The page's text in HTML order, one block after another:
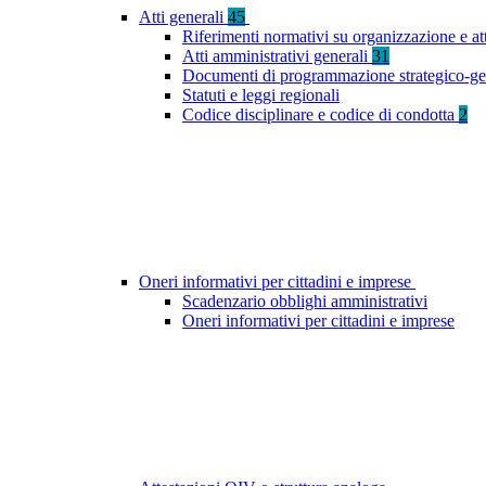
Atti generali 45
Riferimenti normativi su organizzazione e
Atti amministrativi generali 31
Documenti di programmazione strategico-
Statuti e leggi regionali
Codice disciplinare e codice di condotta 2
Oneri informativi per cittadini e imprese
Scadenzario obblighi amministrativi
Oneri informativi per cittadini e imprese